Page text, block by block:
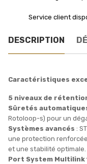
Service client
DESCRIPTION
Caractéristiques
5 niveaux de
Sûretés
Rotoloop-s) pour un
Systèmes avancés :
une protection
et une stabilité optimale.
Port System Multilink